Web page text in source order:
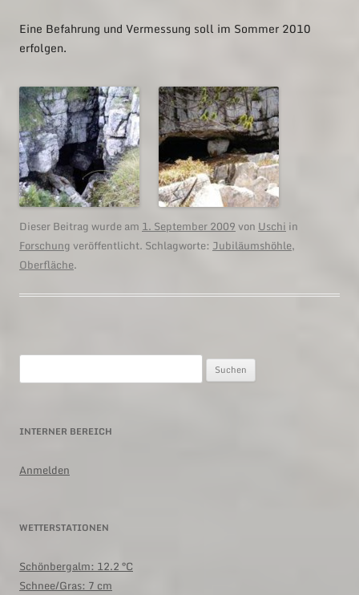
Eine Befahrung und Vermessung soll im Sommer 2010
erfolgen.
Dieser Beitrag wurde am 1. September 2009von Uschi in
Forschungveröffentlicht. Schlagworte: Jubiläumshöhle,
Oberfläche.
nach:
INTERNER BEREICH
Anmelden
WETTERSTATIONEN
Schönbergalm: 12.2 °C
Schnee/Gras: 7 cm